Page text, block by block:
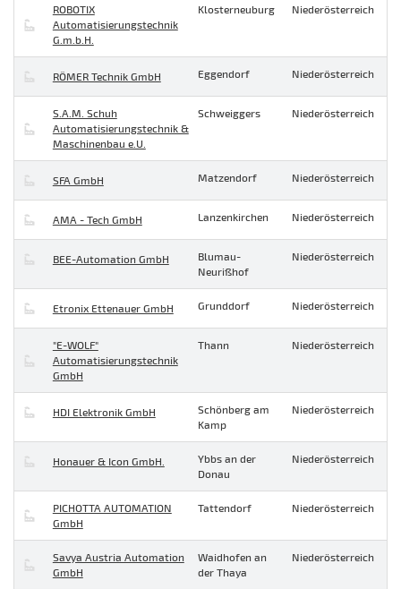
ROBOTIX
Automatisierungstechnik
G.m.b.H.
Klosterneuburg Niederösterreich
RÖMER Technik GmbH Eggendorf Niederösterreich
S.A.M. Schuh
Automatisierungstechnik &
Maschinenbau e.U.
Schweiggers Niederösterreich
SFA GmbH Matzendorf Niederösterreich
AMA - Tech GmbH Lanzenkirchen Niederösterreich
BEE-Automation GmbH
Blumau-
Neurißhof
Niederösterreich
Etronix Ettenauer GmbH Grunddorf Niederösterreich
"E-WOLF"
Automatisierungstechnik
GmbH
Thann Niederösterreich
HDI Elektronik GmbH
Schönberg am
Kamp
Niederösterreich
Honauer & Icon GmbH.
Ybbs an der
Donau
Niederösterreich
PICHOTTA AUTOMATION
GmbH
Tattendorf Niederösterreich
Savya Austria Automation
GmbH
Waidhofen an
der Thaya
Niederösterreich